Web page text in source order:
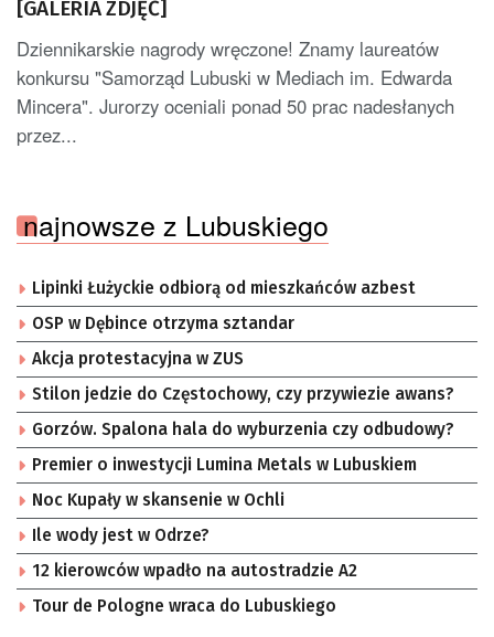
[GALERIA ZDJĘĆ]
Dziennikarskie nagrody wręczone! Znamy laureatów
konkursu "Samorząd Lubuski w Mediach im. Edwarda
Mincera". Jurorzy oceniali ponad 50 prac nadesłanych
przez...
najnowsze z Lubuskiego
Lipinki Łużyckie odbiorą od mieszkańców azbest
OSP w Dębince otrzyma sztandar
Akcja protestacyjna w ZUS
Stilon jedzie do Częstochowy, czy przywiezie awans?
Gorzów. Spalona hala do wyburzenia czy odbudowy?
Premier o inwestycji Lumina Metals w Lubuskiem
Noc Kupały w skansenie w Ochli
Ile wody jest w Odrze?
12 kierowców wpadło na autostradzie A2
Tour de Pologne wraca do Lubuskiego